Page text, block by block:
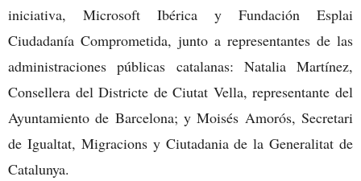
iniciativa, Microsoft Ibérica y Fundación Esplai
Ciudadanía Comprometida, junto a representantes de las
administraciones públicas catalanas: Natalia Martínez,
Consellera del Districte de Ciutat Vella, representante del
Ayuntamiento de Barcelona; y Moisés Amorós, Secretari
de Igualtat, Migracions y Ciutadania de la Generalitat de
Catalunya.